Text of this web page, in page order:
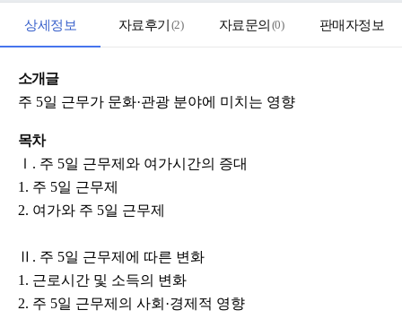
상세정보 자료후기 (2) 자료문의 (0) 판매자정보
소개글
주 5일 근무가 문화·관광 분야에 미치는 영향
목차
Ⅰ. 주 5일 근무제와 여가시간의 증대
1. 주 5일 근무제
2. 여가와 주 5일 근무제
Ⅱ. 주 5일 근무제에 따른 변화
1. 근로시간 및 소득의 변화
2. 주 5일 근무제의 사회·경제적 영향